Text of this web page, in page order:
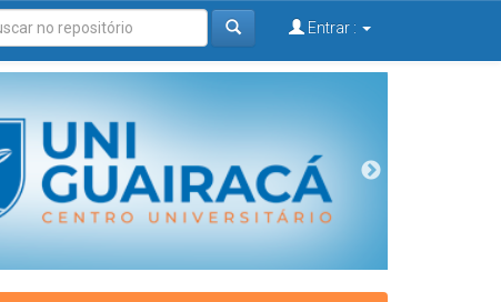
Entrar :